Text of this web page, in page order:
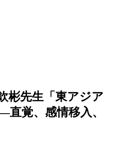
彬先生「東アジア
覚、感情移入、